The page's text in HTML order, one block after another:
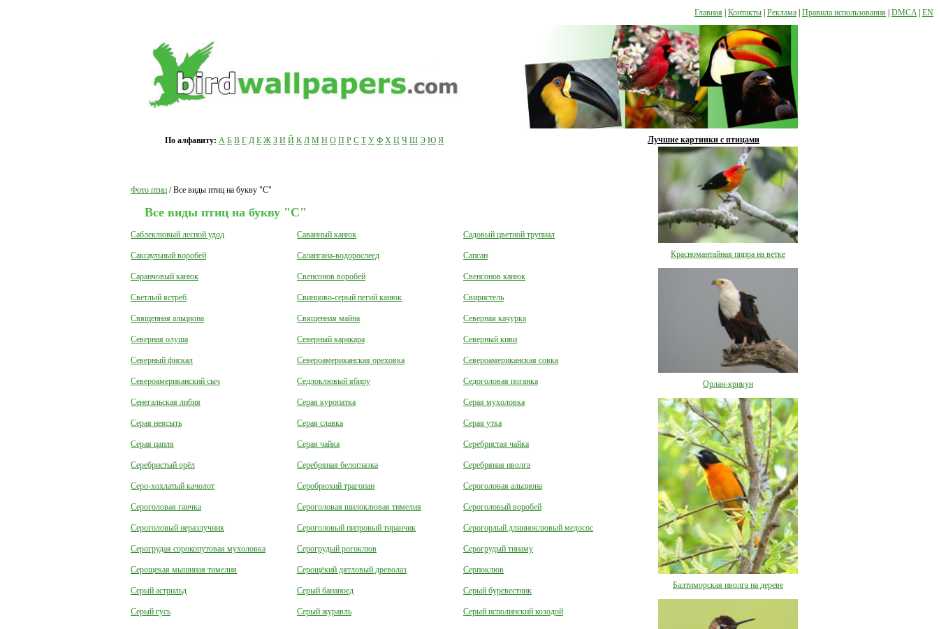
Главная Контакты Реклама Правила использования DMCA EN
По алфавиту: А Б В Г Д Е Ж З И Й К Л М Н О П Р С Т У Ф Х Ц Ч Ш Э Ю Я
Фото птиц / Все виды птиц на букву "С"
Все виды птиц на букву "С"
Саблеклювый лесной удод Саванный канюк Садовый цветной трупиал
Саксаульный воробей Салангана-водорослеед Сапсан
Саранчовый канюк Свенсонов воробей Свенсонов канюк
Светлый ястреб Свинцово-серый пегий канюк Свиристель
Священная альциона Священная майна Северная качурка
Северная олуша Северный каракара Северный киви
Северный фискал Североамериканская ореховка Североамериканская совка
Североамериканский сыч Седлоклювый ябиру Седоголовая поганка
Сенегальская либия Серая куропатка Серая мухоловка
Серая неясыть Серая славка Серая утка
Серая цапля Серая чайка Серебристая чайка
Серебристый орёл Серебряная белоглазка Серебряная иволга
Серо-хохлатый качолот Серобрюхий трагопан Сероголовая альциона
Сероголовая гаичка Сероголовая шилоклювая тимелия Сероголовый воробей
Сероголовый неразлучник Сероголовый пипровый тиранчик Серогорлый длинноклювый медосос
Серогрудая сорокопутовая мухоловка Серогрудый рогоклюв Серогрудый тинаму
Серощекая мышиная тимелия Серощёкий дятловый древолаз Серпоклюв
Серый астрильд Серый бананоед Серый буревестник
Серый гусь Серый журавль Серый исполинский козодой
Лучшие картинки с птицами
Красномантайная пипра на ветке
Орлан-крикун
Балтиморская иволга на дереве